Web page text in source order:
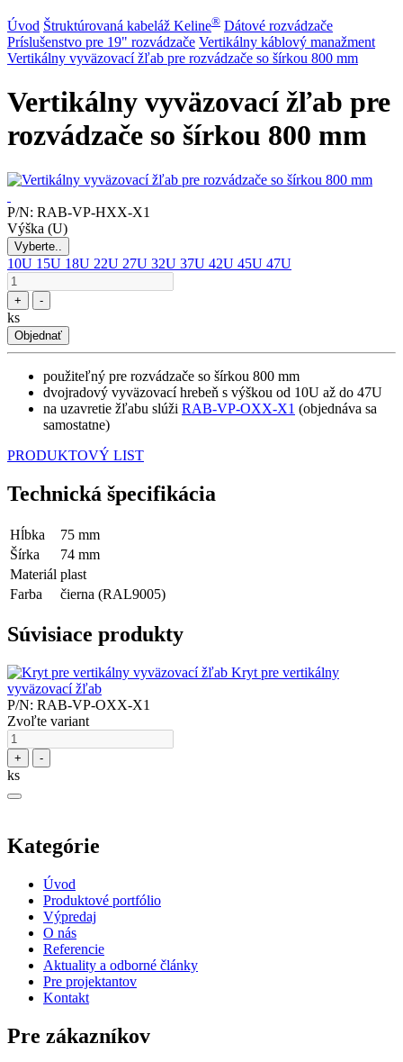
Úvod Štruktúrovaná kabeláž Keline® Dátové rozvádzače
Príslušenstvo pre 19" rozvádzače Vertikálny káblový manažment
Vertikálny vyväzovací žľab pre rozvádzače so šírkou 800 mm
Vertikálny vyväzovací žľab pre
rozvádzače so šírkou 800 mm
P/N: RAB-VP-HXX-X1
Výška (U)
Vyberte..
10U 15U 18U 22U 27U 32U 37U 42U 45U 47U
+ -
ks
Objednať
použiteľný pre rozvádzače so šírkou 800 mm
dvojradový vyväzovací hrebeň s výškou od 10U až do 47U
na uzavretie žľabu slúži RAB-VP-OXX-X1 (objednáva sa
samostatne)
PRODUKTOVÝ LIST
Technická špecifikácia
Hĺbka
75 mm
Šírka
74 mm
Materiál plast
Farba
čierna (RAL9005)
Súvisiace produkty
Kryt pre vertikálny
vyväzovací žľab
P/N: RAB-VP-OXX-X1
Zvoľte variant
+ -
ks
Kategórie
Úvod
Produktové portfólio
Výpredaj
O nás
Referencie
Aktuality a odborné články
Pre projektantov
Kontakt
Pre zákazníkov